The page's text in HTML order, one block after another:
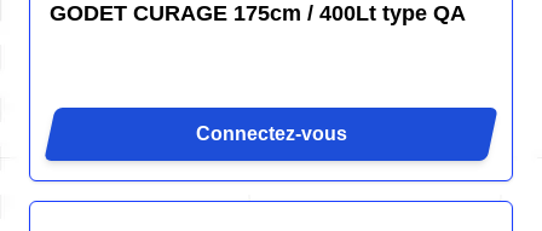
GODET CURAGE 175cm / 400Lt type QA
Connectez-vous